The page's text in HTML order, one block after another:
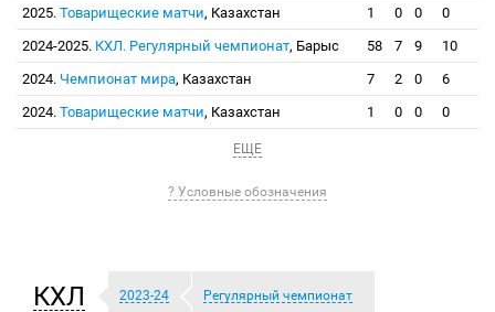
2025. Товарищеские матчи, Казахстан 1 0 0
0
2024-2025. КХЛ. Регулярный чемпионат, Барыс 58 7 9
10
2024. Чемпионат мира, Казахстан 7 2 0
6
2024. Товарищеские матчи, Казахстан 1 0 0 0
ЕЩЕ
? Условные обозначения
КХЛ 2023-24 Регулярный чемпионат